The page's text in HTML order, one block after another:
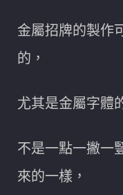
金屬招牌的製作
的，
尤其是金屬字體
不是一點一撇一
來的一樣，